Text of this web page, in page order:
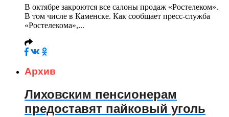
В октябре закроются все салоны продаж «Ростелеком».
В том числе в Каменске. Как сообщает пресс-служба
«Ростелекома»,...
Архив
Лиховским пенсионерам
предоставят пайковый уголь